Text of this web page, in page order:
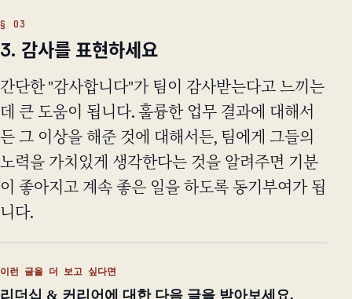
3. 감사를 표현하세요
간단한 "감사합니다"가 팀이 감사받는다고 느끼는
데 큰 도움이 됩니다. 훌륭한 업무 결과에 대해서
든 그 이상을 해준 것에 대해서든, 팀에게 그들의
노력을 가치있게 생각한다는 것을 알려주면 기분
이 좋아지고 계속 좋은 일을 하도록 동기부여가 됩
니다.
이런 글을 더 보고 싶다면
리더십 & 커리어에 대한 다음 글을 받아보세요.